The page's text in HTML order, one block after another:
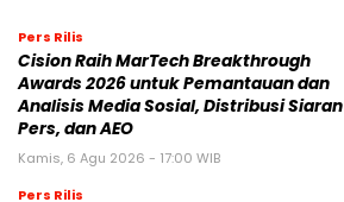
Pers Rilis
Cision Raih MarTech Breakthrough
Awards 2026 untuk Pemantauan dan
Analisis Media Sosial, Distribusi Siaran
Pers, dan AEO
Kamis, 6 Agu 2026 - 17:00 WIB
Pers Rilis